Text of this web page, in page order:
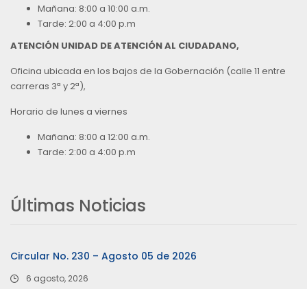
Mañana: 8:00 a 10:00 a.m.
Tarde: 2:00 a 4:00 p.m
ATENCIÓN UNIDAD DE ATENCIÓN AL CIUDADANO,
Oficina ubicada en los bajos de la Gobernación (calle 11 entre
carreras 3ª y 2ª),
Horario de lunes a viernes
Mañana: 8:00 a 12:00 a.m.
Tarde: 2:00 a 4:00 p.m
Últimas Noticias
Circular No. 230 – Agosto 05 de 2026
6 agosto, 2026